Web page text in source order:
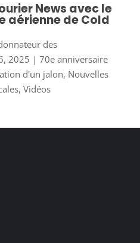
News avec le
aérienne de Cold
des
2025 | 70e anniversaire
d'un jalon, Nouvelles
, Vidéos